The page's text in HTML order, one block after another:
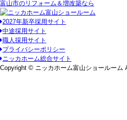
富山市のリフォーム＆増改築なら
2027年新卒採用サイト
中途採用サイト
職人採用サイト
プライバシーポリシー
ニッカホーム総合サイト
Copyright © ニッカホーム富山ショールーム